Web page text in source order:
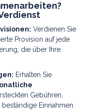
Verdienen Sie
Provision auf jede
die über Ihre
Erhalten Sie
Gebühren,
Einnahmen.